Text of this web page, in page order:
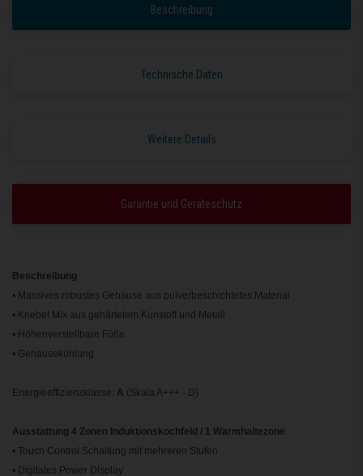
Beschreibung
Technische Daten
Weitere Details
Garantie und Geräteschutz
Beschreibung
• Massives robustes Gehäuse aus pulverbeschichtetes Material
• Knebel Mix aus gehärtetem Kunstoff und Metall
• Höhenverstellbare Füße
• Gehäusekühlung
Energieeffizienzklasse: A (Skala A+++ - D)
Ausstattung 4 Zonen Induktionskochfeld / 1 Warmhaltezone
• Touch Control Schaltung mit mehreren Stufen
• Digitales Power Display